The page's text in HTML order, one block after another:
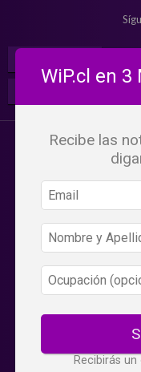
WiP.cl en
Recibe las
Recibirás